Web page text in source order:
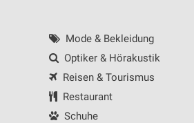
Mode & Bekleidung
Optiker & Hörakustik
Reisen & Tourismus
Restaurant
Schuhe